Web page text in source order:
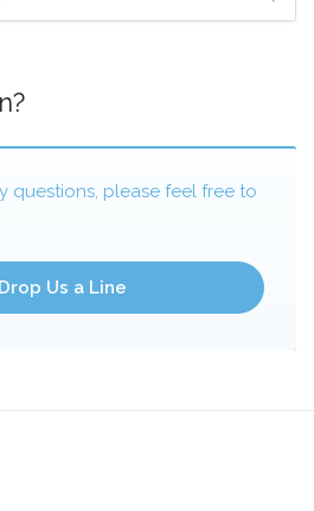
questions, please feel free to
Drop Us a Line